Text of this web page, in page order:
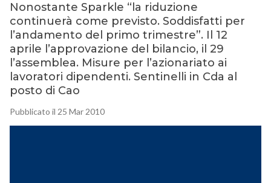
Nonostante Sparkle “la riduzione
continuerà come previsto. Soddisfatti per
l’andamento del primo trimestre”. Il 12
aprile l’approvazione del bilancio, il 29
l’assemblea. Misure per l’azionariato ai
lavoratori dipendenti. Sentinelli in Cda al
posto di Cao
Pubblicato il 25 Mar 2010